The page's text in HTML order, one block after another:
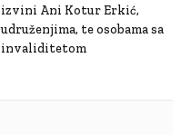
izvini Ani Kotur Erkić,
udruženjima, te osobama sa
invaliditetom